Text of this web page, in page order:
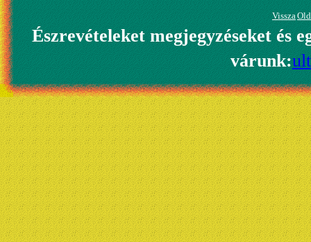
Vissza
Észrevételeket megjegyzéseket és
várunk: